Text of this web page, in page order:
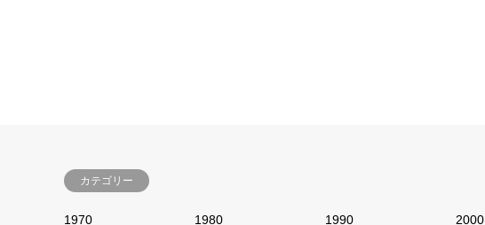
カテゴリー
1970 1980 1990 2000